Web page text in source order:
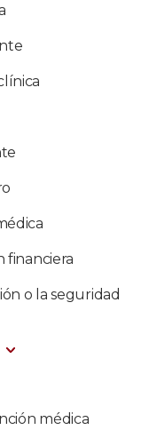
financiera
o la seguridad
médica